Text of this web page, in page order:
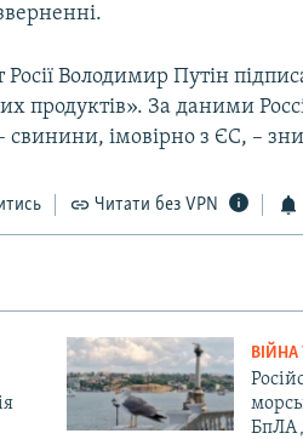
Володимир Путін
продуктів». За даними
свинини, імовірно з ЄС, –
Читати без VPN
БпЛА